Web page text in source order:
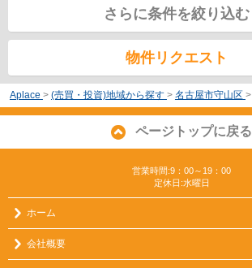
さらに条件を絞り込む
物件リクエスト
Aplace > (売買・投資)地域から探す > 名古屋市守山区 >
ページトップに戻る
営業時間:9：00～19：00
定休日:水曜日
ホーム
会社概要